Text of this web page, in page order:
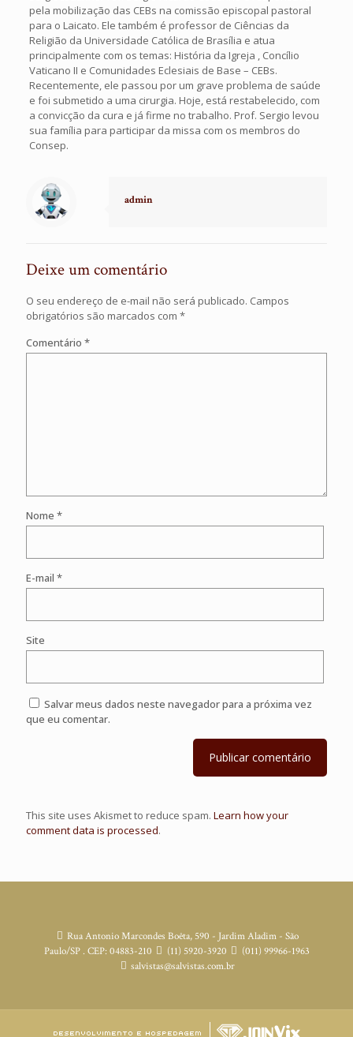
pela mobilização das CEBs na comissão episcopal pastoral
para o Laicato. Ele também é professor de Ciências da
Religião da Universidade Católica de Brasília e atua
principalmente com os temas: História da Igreja , Concílio
Vaticano II e Comunidades Eclesiais de Base – CEBs.
Recentemente, ele passou por um grave problema de saúde
e foi submetido a uma cirurgia. Hoje, está restabelecido, com
a convicção da cura e já firme no trabalho. Prof. Sergio levou
sua família para participar da missa com os membros do
Consep.
admin
Deixe um comentário
O seu endereço de e-mail não será publicado. Campos
obrigatórios são marcados com *
Comentário *
Nome *
E-mail *
Site
Salvar meus dados neste navegador para a próxima vez
que eu comentar.
This site uses Akismet to reduce spam. Learn how your
comment data is processed.
Rua Antonio Marcondes Boêta, 590 - Jardim Aladim - São
Paulo/SP . CEP: 04883-210
(11) 5920-3920
(011) 99966-1963
salvistas@salvistas.com.br